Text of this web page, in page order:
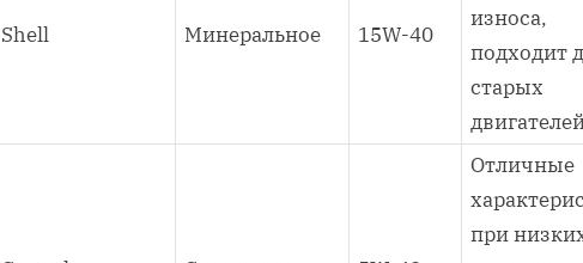
Shell Минеральное 15W-40
износа,
подходит
старых
Отличные
при